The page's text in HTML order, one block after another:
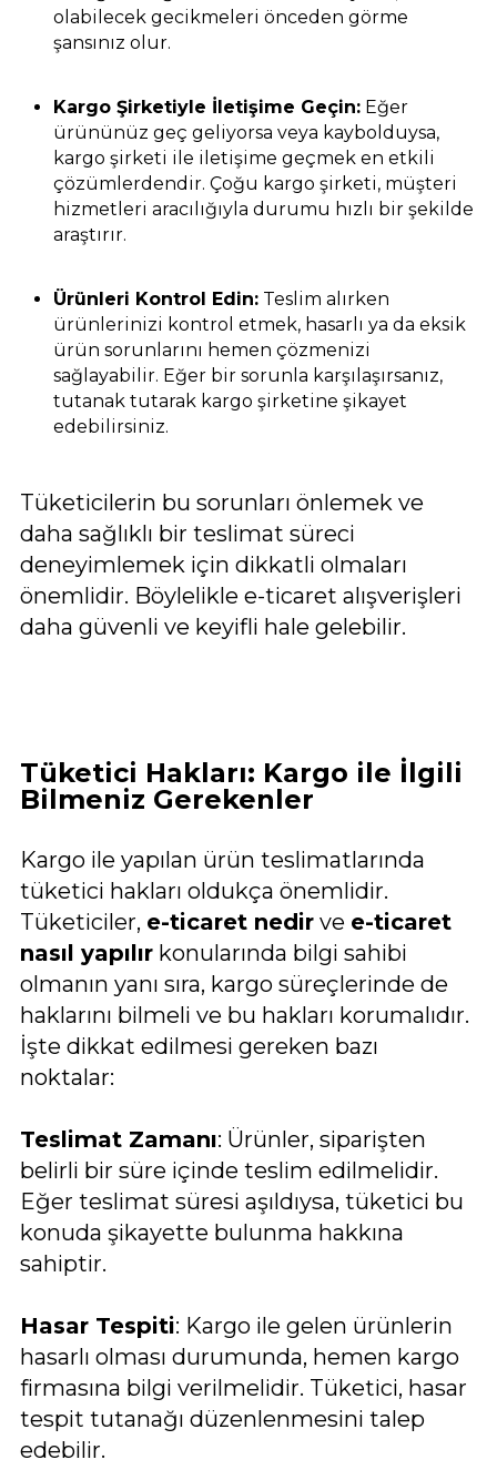
olabilecek gecikmeleri önceden görme
şansınız olur.
Kargo Şirketiyle İletişime Geçin: Eğer
ürününüz geç geliyorsa veya kaybolduysa,
kargo şirketi ile iletişime geçmek en etkili
çözümlerdendir. Çoğu kargo şirketi, müşteri
hizmetleri aracılığıyla durumu hızlı bir şekilde
araştırır.
Ürünleri Kontrol Edin: Teslim alırken
ürünlerinizi kontrol etmek, hasarlı ya da eksik
ürün sorunlarını hemen çözmenizi
sağlayabilir. Eğer bir sorunla karşılaşırsanız,
tutanak tutarak kargo şirketine şikayet
edebilirsiniz.
Tüketicilerin bu sorunları önlemek ve
daha sağlıklı bir teslimat süreci
deneyimlemek için dikkatli olmaları
önemlidir. Böylelikle e-ticaret alışverişleri
daha güvenli ve keyifli hale gelebilir.
Tüketici Hakları: Kargo ile İlgili
Bilmeniz Gerekenler
Kargo ile yapılan ürün teslimatlarında
tüketici hakları oldukça önemlidir.
Tüketiciler, e-ticaret nedir ve e-ticaret
nasıl yapılır konularında bilgi sahibi
olmanın yanı sıra, kargo süreçlerinde de
haklarını bilmeli ve bu hakları korumalıdır.
İşte dikkat edilmesi gereken bazı
noktalar:
Teslimat Zamanı: Ürünler, siparişten
belirli bir süre içinde teslim edilmelidir.
Eğer teslimat süresi aşıldıysa, tüketici bu
konuda şikayette bulunma hakkına
sahiptir.
Hasar Tespiti: Kargo ile gelen ürünlerin
hasarlı olması durumunda, hemen kargo
firmasına bilgi verilmelidir. Tüketici, hasar
tespit tutanağı düzenlenmesini talep
edebilir.